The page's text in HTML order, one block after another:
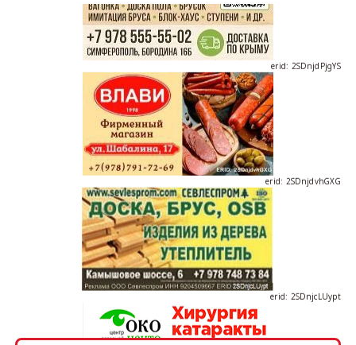
erid: 2SDnjdPjgYS
erid: 2SDnjdvhGXG